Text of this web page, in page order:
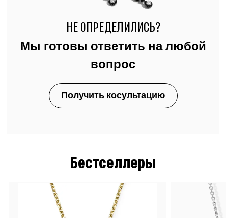
Бестселлеры
НЕ ОПРЕДЕЛИЛИСЬ?
Мы готовы ответить на любой
вопрос
Получить косультацию